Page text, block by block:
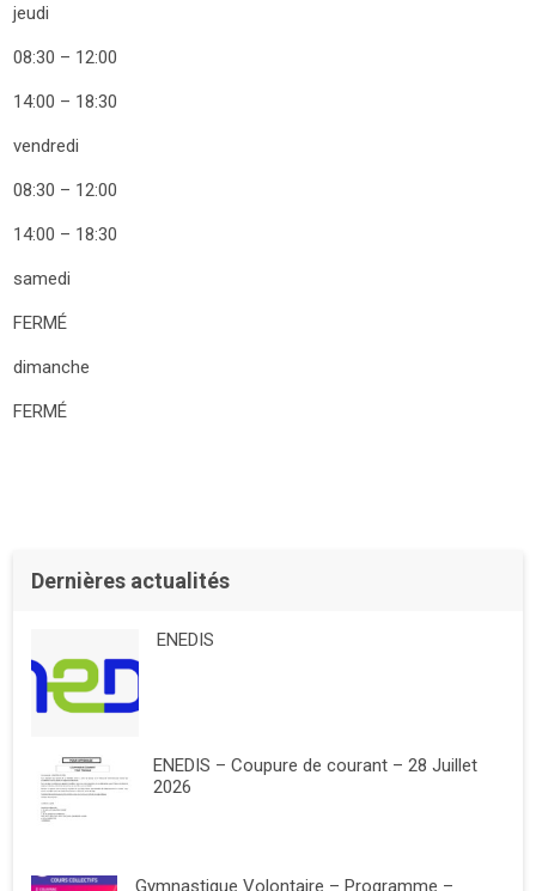
jeudi
08:30 – 12:00
14:00 – 18:30
vendredi
08:30 – 12:00
14:00 – 18:30
samedi
FERMÉ
dimanche
FERMÉ
Dernières actualités
ENEDIS
ENEDIS – Coupure de courant – 28 Juillet
2026
Gymnastique Volontaire – Programme –